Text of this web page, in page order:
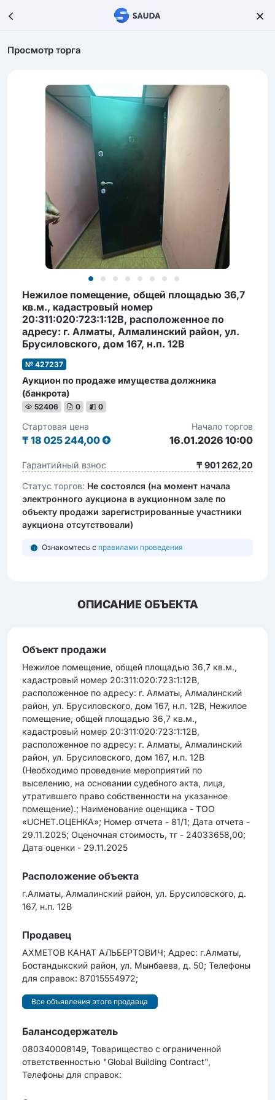
Просмотр торга
Нежилое помещение, общей площадью 36,7
кв.м., кадастровый номер
20:311:020:723:1:12В, расположенное по
адресу: г. Алматы, Алмалинский район, ул.
Брусиловского, дом 167, н.п. 12В
№ 427237
Аукцион по продаже имущества должника
(банкрота)
52406 0 0
Стартовая цена
₸ 18 025 244,00
Начало торгов
16.01.2026 10:00
Гарантийный взнос
₸ 901 262,20
Статус торгов: Не состоялся (на момент начала
электронного аукциона в аукционном зале по
объекту продажи зарегистрированные участники
аукциона отсутствовали)
Ознакомтесь с правилами проведения
ОПИСАНИЕ ОБЪЕКТА
Объект продажи
Нежилое помещение, общей площадью 36,7 кв.м.,
кадастровый номер 20:311:020:723:1:12В,
расположенное по адресу: г. Алматы, Алмалинский
район, ул. Брусиловского, дом 167, н.п. 12В, Нежилое
помещение, общей площадью 36,7 кв.м.,
кадастровый номер 20:311:020:723:1:12В,
расположенное по адресу: г. Алматы, Алмалинский
район, ул. Брусиловского, дом 167, н.п. 12В
(Необходимо проведение мероприятий по
выселению, на основании судебного акта, лица,
утратившего право собственности на указанное
помещение).; Наименование оценщика - ТОО
«UCHET.ОЦЕНКА»; Номер отчета - 81/1; Дата отчета -
29.11.2025; Оценочная cтоимоcть, тг - 24033658,00;
Дата оценки - 29.11.2025
Расположение объекта
г.Алматы, Алмалинский район, ул. Брусиловского, д.
167, н.п. 12В
Продавец
АХМЕТОВ КАНАТ АЛЬБЕРТОВИЧ; Адрес: г.Алматы,
Бостандыкский район, ул. Мынбаева, д. 50; Телефоны
для справок: 87015554972;
Все объявления этого продавца
Балансодержатель
080340008149, Товарищество с ограниченной
ответственностью "Global Building Contract",
Телефоны для справок: